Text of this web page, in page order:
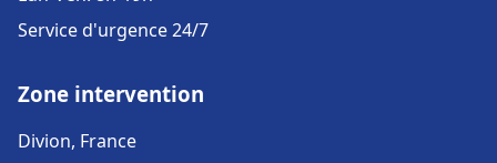
Service d'urgence 24/7
Zone intervention
Divion, France